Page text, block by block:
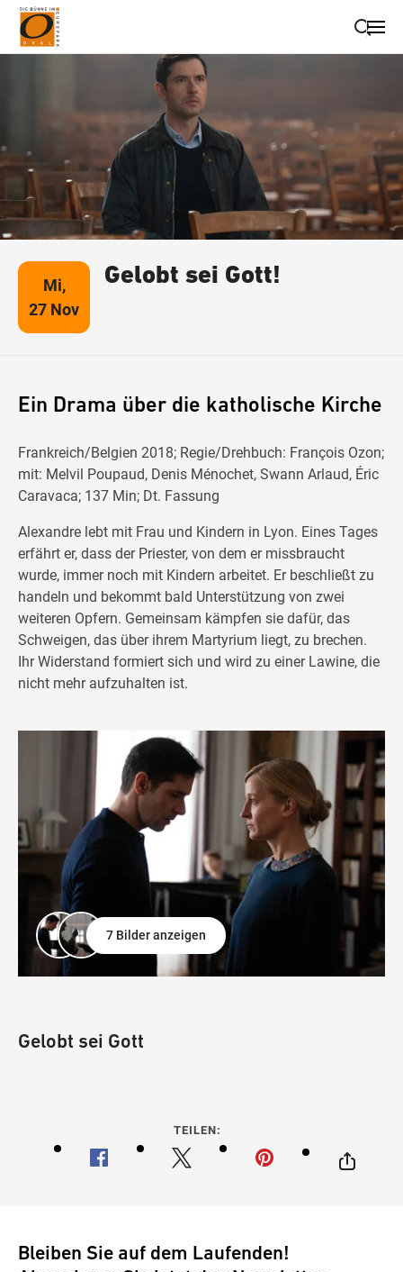
Wegbeschreibung erhalten
Mi,
27 Nov
Gelobt sei Gott!
Ein Drama über die katholische Kirche
Frankreich/Belgien 2018; Regie/Drehbuch: François Ozon;
mit: Melvil Poupaud, Denis Ménochet, Swann Arlaud, Éric
Caravaca; 137 Min; Dt. Fassung
Alexandre lebt mit Frau und Kindern in Lyon. Eines Tages
erfährt er, dass der Priester, von dem er missbraucht
wurde, immer noch mit Kindern arbeitet. Er beschließt zu
handeln und bekommt bald Unterstützung von zwei
weiteren Opfern. Gemeinsam kämpfen sie dafür, das
Schweigen, das über ihrem Martyrium liegt, zu brechen.
Ihr Widerstand formiert sich und wird zu einer Lawine, die
nicht mehr aufzuhalten ist.
7 Bilder anzeigen
Gelobt sei Gott
TEILEN:
Bleiben Sie auf dem Laufenden!